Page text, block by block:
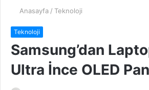
Anasayfa / Teknoloji
Teknoloji
Samsung’dan
Ultra İnce OLED